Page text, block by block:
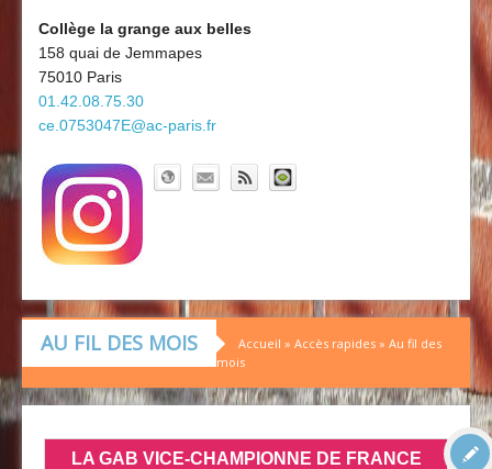
Board'Gab
Clubs maths
Découvrir le collège
Collège la grange aux belles
158 quai de Jemmapes
75010 Paris
01.42.08.75.30
ce.0753047E@ac-paris.fr
AU FIL DES MOIS Accueil » Accès rapides » Au fil des
mois
LA GAB VICE-CHAMPIONNE DE FRANCE